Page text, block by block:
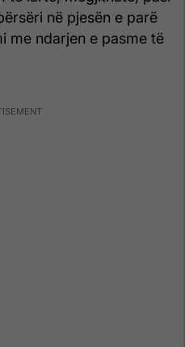
në pjesën e parë
me ndarjen e pasme të